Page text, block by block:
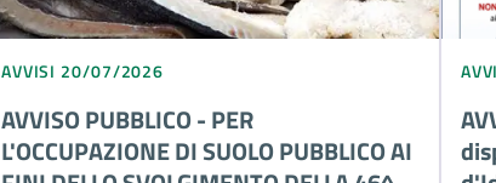
AVVISI 20/07/2026
AVVISO PUBBLICO - PER
L'OCCUPAZIONE DI SUOLO PUBBLICO AI